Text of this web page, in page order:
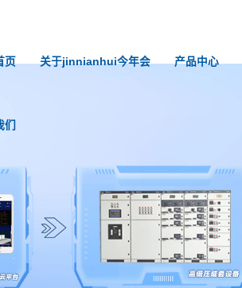
页 关于jinnianhui今年会 产品中心